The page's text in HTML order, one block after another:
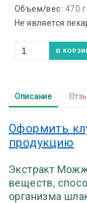
Объем/вес: 470 г
Не является
Описание
Оформить
продукцию
Экстракт
веществ,
организма